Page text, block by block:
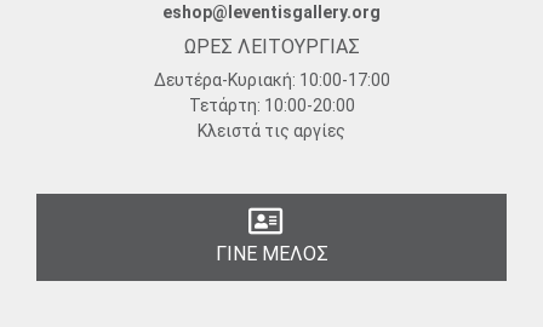
eshop@leventisgallery.org
ΩΡΕΣ ΛΕΙΤΟΥΡΓΙΑΣ
Δευτέρα-Κυριακή: 10:00-17:00
Τετάρτη: 10:00-20:00
Κλειστά τις αργίες
ΓΙΝΕ ΜΕΛΟΣ